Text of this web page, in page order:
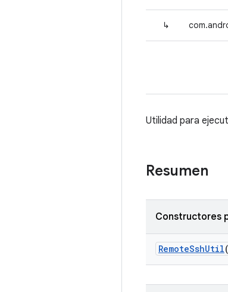
↳
Utilidad para
Resumen
Constructores
RemoteSshUtil